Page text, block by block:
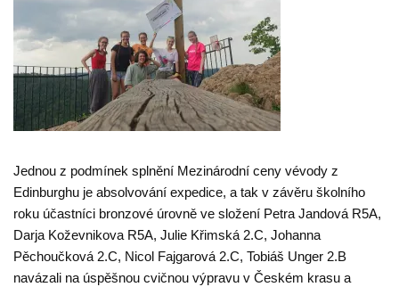
Jednou z podmínek splnění Mezinárodní ceny vévody z
Edinburghu je absolvování expedice, a tak v závěru školního
roku účastníci bronzové úrovně ve složení Petra Jandová R5A,
Darja Koževnikova R5A, Julie Křimská 2.C, Johanna
Pěchoučková 2.C, Nicol Fajgarová 2.C, Tobiáš Unger 2.B
navázali na úspěšnou cvičnou výpravu v Českém krasu a